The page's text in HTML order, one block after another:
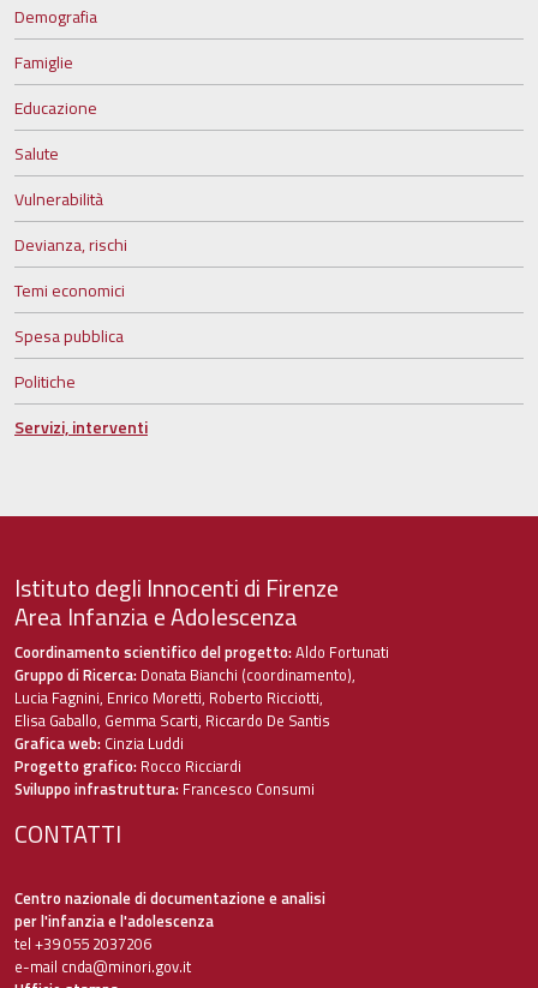
Demografia
Famiglie
Educazione
Salute
Vulnerabilità
Devianza, rischi
Temi economici
Spesa pubblica
Politiche
Servizi, interventi
Istituto degli Innocenti di Firenze
Area Infanzia e Adolescenza
Coordinamento scientifico del progetto:Aldo Fortunati
Gruppo di Ricerca: Donata Bianchi (coordinamento),
Lucia Fagnini, Enrico Moretti, Roberto Ricciotti,
Elisa Gaballo, Gemma Scarti, Riccardo De Santis
Grafica web: Cinzia Luddi
Progetto grafico: Rocco Ricciardi
Sviluppo infrastruttura: Francesco Consumi
CONTATTI
Centro nazionale di documentazione e analisi
per l'infanzia e l'adolescenza
tel +39 055 2037206
e-mail cnda@minori.gov.it